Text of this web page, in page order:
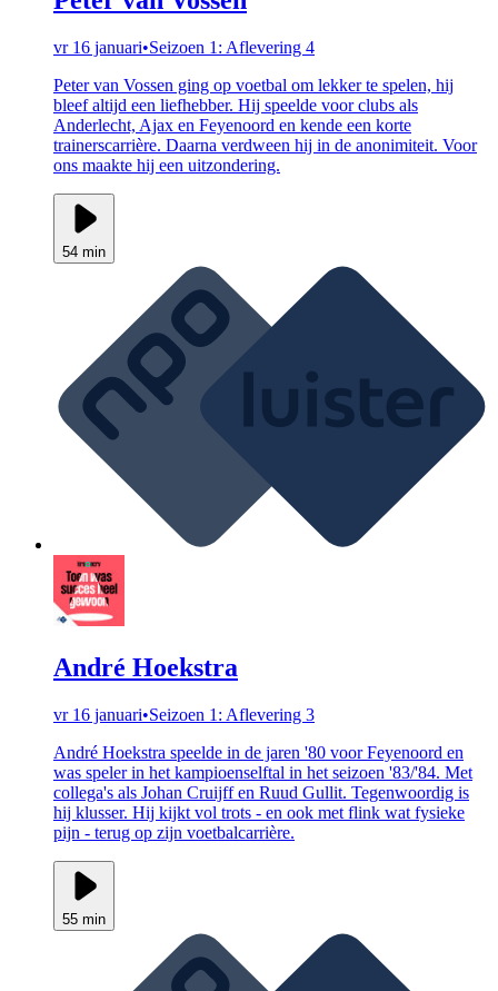
vr 16 januari•Seizoen 1: Aflevering 4
Peter van Vossen ging op voetbal om lekker te spelen, hij
bleef altijd een liefhebber. Hij speelde voor clubs als
Anderlecht, Ajax en Feyenoord en kende een korte
trainerscarrière. Daarna verdween hij in de anonimiteit. Voor
ons maakte hij een uitzondering.
54 min
André Hoekstra
vr 16 januari•Seizoen 1: Aflevering 3
André Hoekstra speelde in de jaren '80 voor Feyenoord en
was speler in het kampioenselftal in het seizoen '83/'84. Met
collega's als Johan Cruijff en Ruud Gullit. Tegenwoordig is
hij klusser. Hij kijkt vol trots - en ook met flink wat fysieke
pijn - terug op zijn voetbalcarrière.
55 min